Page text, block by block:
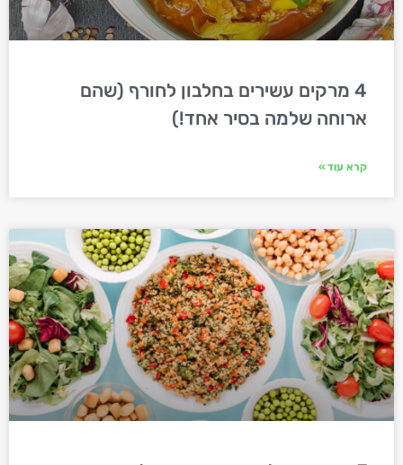
4 מרקים עשירים בחלבון לחורף (שהם
ארוחה שלמה בסיר אחד!)
קרא עוד »